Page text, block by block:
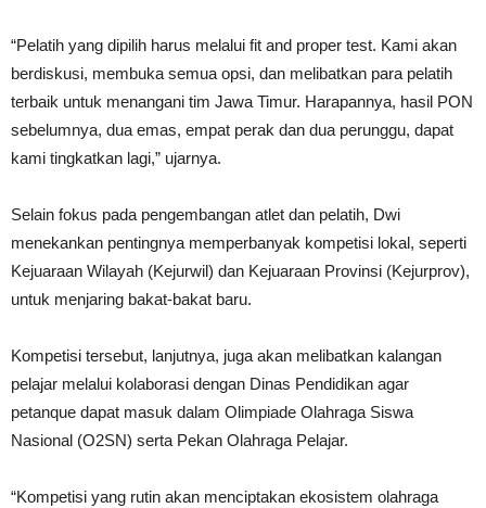
“Pelatih yang dipilih harus melalui fit and proper test. Kami akan
berdiskusi, membuka semua opsi, dan melibatkan para pelatih
terbaik untuk menangani tim Jawa Timur. Harapannya, hasil PON
sebelumnya, dua emas, empat perak dan dua perunggu, dapat
kami tingkatkan lagi,” ujarnya.
Selain fokus pada pengembangan atlet dan pelatih, Dwi
menekankan pentingnya memperbanyak kompetisi lokal, seperti
Kejuaraan Wilayah (Kejurwil) dan Kejuaraan Provinsi (Kejurprov),
untuk menjaring bakat-bakat baru.
Kompetisi tersebut, lanjutnya, juga akan melibatkan kalangan
pelajar melalui kolaborasi dengan Dinas Pendidikan agar
petanque dapat masuk dalam Olimpiade Olahraga Siswa
Nasional (O2SN) serta Pekan Olahraga Pelajar.
“Kompetisi yang rutin akan menciptakan ekosistem olahraga